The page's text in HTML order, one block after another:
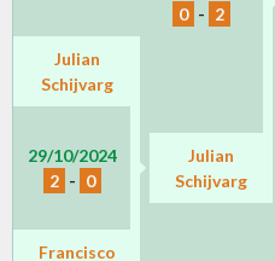
0 - 2
Julian
Schijvarg
29/10/2024
2 - 0
Julian
Schijvarg
Francisco